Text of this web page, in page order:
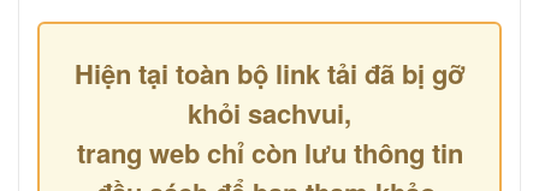
Hiện tại toàn bộ link tải đã bị gỡ
khỏi sachvui,
trang web chỉ còn lưu thông tin